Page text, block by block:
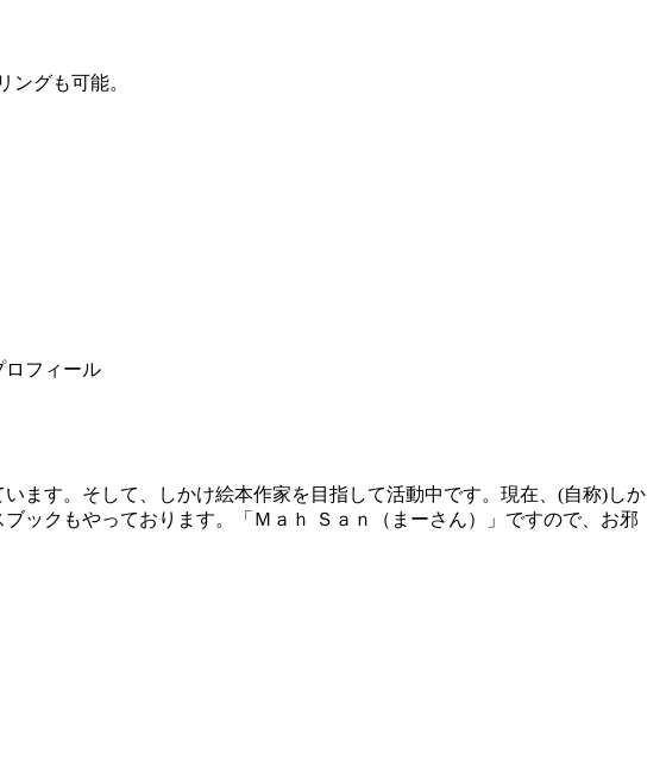
グも可能。
ロフィール
ます。そして、しかけ絵本作家を目指して活動中です。現在、(自称)しか
ックもやっております。「Ｍａｈ Ｓａｎ（まーさん）」ですので、お邪